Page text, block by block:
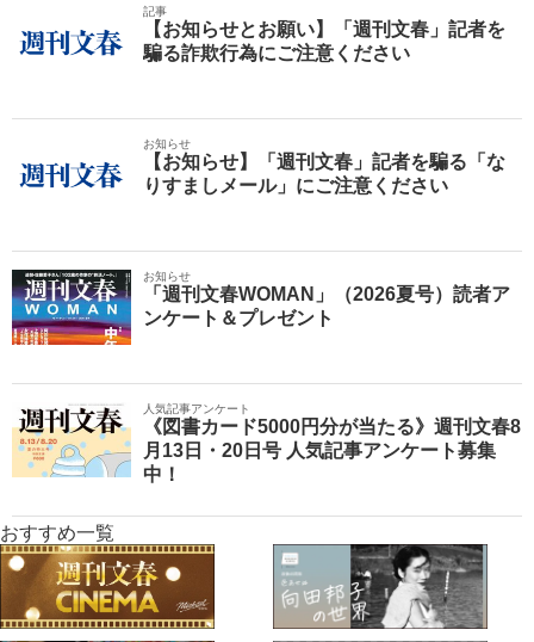
記事
【お知らせとお願い】「週刊文春」記者を
騙る詐欺行為にご注意ください
お知らせ
【お知らせ】「週刊文春」記者を騙る「な
りすましメール」にご注意ください
お知らせ
「週刊文春WOMAN」（2026夏号）読者ア
ンケート＆プレゼント
人気記事アンケート
《図書カード5000円分が当たる》週刊文春8
月13日・20日号 人気記事アンケート募集
中！
おすすめ一覧